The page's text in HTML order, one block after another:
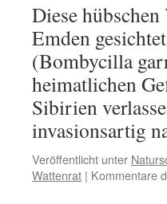
Diese
Emden
(Bombycilla
heimatlichen
Sibirien
invasionsartig
Veröffentlicht unter
Wattenrat | Kommentare